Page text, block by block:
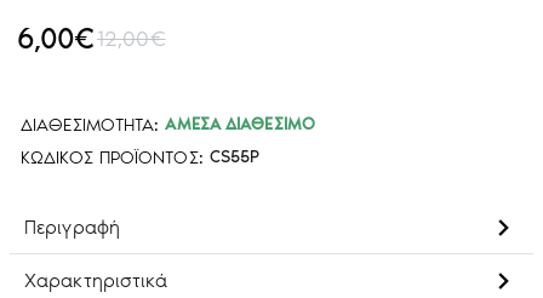
ΔΙΑΘΕΣΙΜΌΤΗΤΑ: ΆΜΕΣΑ ΔΙΑΘΈΣΙΜΟ
ΚΩΔΙΚΌΣ ΠΡΟΪΌΝΤΟΣ: CS55P
6,00€12,00€
Περιγραφή
Χαρακτηριστικά